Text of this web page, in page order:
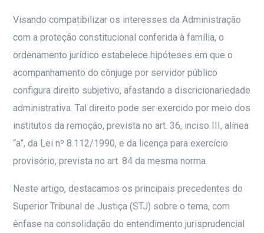
Visando compatibilizar os interesses da Administração
com a proteção constitucional conferida à família, o
ordenamento jurídico estabelece hipóteses em que o
acompanhamento do cônjuge por servidor público
configura direito subjetivo, afastando a discricionariedade
administrativa. Tal direito pode ser exercido por meio dos
institutos da remoção, prevista no art. 36, inciso III, alínea
“a”, da Lei nº 8.112/1990, e da licença para exercício
provisório, prevista no art. 84 da mesma norma.
Neste artigo, destacamos os principais precedentes do
Superior Tribunal de Justiça (STJ) sobre o tema, com
ênfase na consolidação do entendimento jurisprudencial